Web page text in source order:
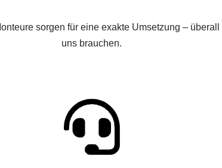
sorgen für eine exakte Umsetzung –
uns brauchen.